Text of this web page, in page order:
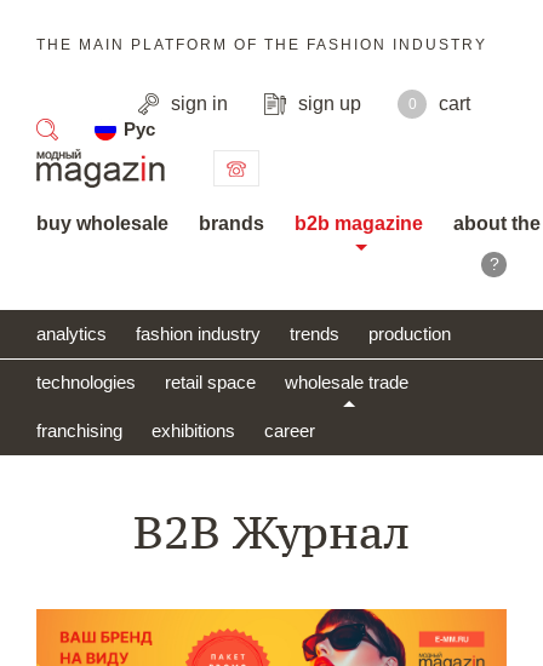
THE MAIN PLATFORM OF THE FASHION INDUSTRY
sign in sign up 0
cart
Рус
search
buy wholesale brands b2b magazine about
?
analytics fashion industry trends production
technologies retail space wholesale trade
franchising exhibitions career
B2B Журнал